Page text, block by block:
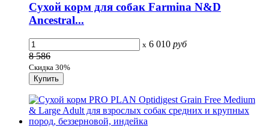
Сухой корм для собак Farmina N&D
Ancestral...
x 6 010 руб
8 586
Скидка 30%